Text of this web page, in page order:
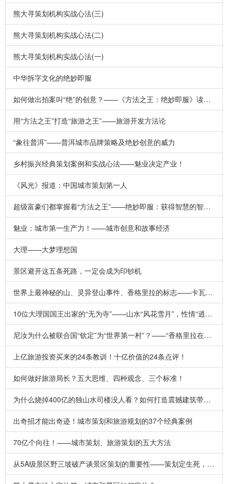
熊大寻策划机构实战心法(三)
熊大寻策划机构实战心法(二)
熊大寻策划机构实战心法(一)
中华拆字文化的绝妙即服
如何做出拍案叫“绝”的创意？——《方法之王：绝妙即服》读后感悟
用“方法之王”打造“旅游之王”——旅游开发方法论
“象往普洱”——普洱城市品牌策略及绝妙创意的威力
乡村振兴经典策划案例和实战心法——魅业决定产业！
《风光》报道：中国城市策划第一人
超级富豪们都掌握着“方法之王”——绝妙即服：获得智慧的智慧！
魅业：城市第一生产力！——城市创意和故事经济
大理——大梦理想国
景区避开这五条死路，一定会成为印钞机
世界上最神秘的山、灵异登山事件、香格里拉的标志——卡瓦格博
10位大理国国王出家的“无为寺”——山水“风花雪月”，性情“逍遥自在”！
尼汝为什么被联合国“钦定”为“世界第一村”？——“香格里拉在云南”的证据链获得了国际认同！
上亿旅游投资买来的24条教训！十亿价值的24条点评！
如何做好旅游局长？五大思维、四种观念、三个标准！
为什么烧掉400亿的独山水司楼没人看？如何打造震撼建筑带动百万游客？
出奇招才能出奇迹！城市策划和旅游规划的37个经典案例
70亿个向往！——城市策划、旅游策划的五大方法
从5A级景区野三坡破产谈景区策划的重要性——策划定生死，而不是5A!